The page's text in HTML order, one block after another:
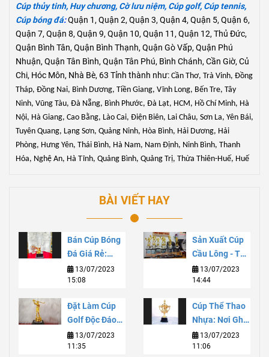
Cúp thủy tinh, Huy chương, Cờ lưu niệm, Cúp golf, Cúp tennis,
Cúp bóng đá:Quận 1, Quận 2, Quận 3, Quận 4, Quận 5, Quận 6,
Quận 7, Quận 8, Quận 9, Quận 10, Quận 11, Quận 12, Thủ Đức,
Quận Bình Tân, Quận Bình Thạnh, Quận Gò Vấp, Quận Phú
Nhuận, Quận Tân Bình, Quận Tân Phú, Bình Chánh, Cần Giờ, Củ
Chi, Hóc Môn, Nhà Bè, 63 Tỉnh thành như: Cần Thơ, Trà Vinh, Đồng
Tháp, Đồng Nai, Bình Dương, Tiền Giang, Vĩnh Long, Bến Tre, Tây
Ninh, Vũng Tàu, Đà Nẵng, Bình Phước, Đà Lạt, HCM, Hồ Chí Minh, Hà
Nội, Hà Giang, Cao Bằng, Lào Cai, Điện Biên, Lai Châu, Sơn La, Yên Bái,
Tuyên Quang, Lạng Sơn, Quảng Ninh, Hòa Bình, Hải Dương, Hải
Phòng, Hưng Yên, Thái Bình, Hà Nam, Nam Định, Ninh Bình, Thanh
Hóa, Nghệ An, Hà Tĩnh, Quảng Bình, Quảng Trị, Thừa Thiên-Huế, Huế
BÀI VIẾT HAY
Bán Cúp Bóng
Đá Giá Rẻ:
Chất Lượng Và
Tiết Kiệm Cho
Thao
13/07/2023
15:08
Sản Xuất Cúp
Cầu Lông - Tạo
Sự Thăng Hoa
Cho Niềm Đam
13/07/2023
14:44
Đặt Làm Cúp
Golf Độc Đáo
Và Đẳng Cấp
Với Dịch Vụ
13/07/2023
11:35
Cúp Thể Thao
Nhựa: Nơi Ghi
Danh Danh
Vọng Và Sự
13/07/2023
11:06